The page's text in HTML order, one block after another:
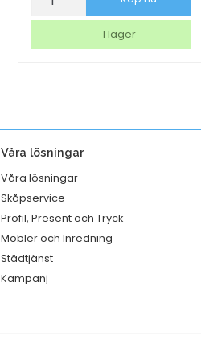
tag
I lager
Våra lösningar
Våra lösningar
Skåpservice
Profil, Present och Tryck
Möbler och Inredning
Städtjänst
Kampanj